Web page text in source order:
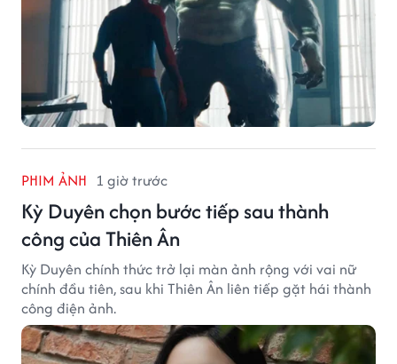
PHIM ẢNH 1 giờ trước
Kỳ Duyên chọn bước tiếp sau thành
công của Thiên Ân
Kỳ Duyên chính thức trở lại màn ảnh rộng với vai nữ
chính đầu tiên, sau khi Thiên Ân liên tiếp gặt hái thành
công điện ảnh.